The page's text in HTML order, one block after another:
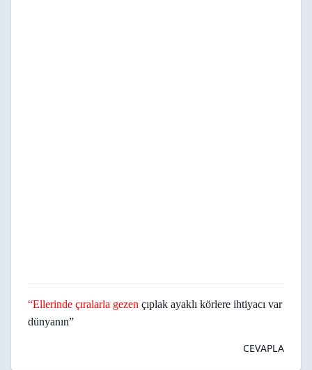
“Ellerinde çıralarla gezen çıplak ayaklı körlere ihtiyacı var
dünyanın”
CEVAPLA